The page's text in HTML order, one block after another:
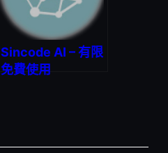
Sincode AI – 有限
免費使用